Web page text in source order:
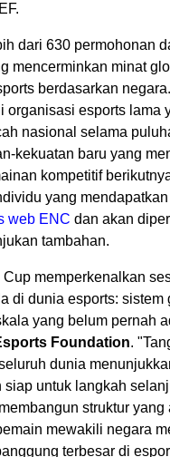
dari 630 permohonan
mencerminkan minat
berdasarkan
organisasi esports lama
nasional selama
kekuatan baru yang
kompetitif
yang
web ENC dan akan
tambahan.
memperkenalkan
di dunia esports: sistem
yang belum pernah
Foundation.
dunia
siap untuk langkah
struktur yang
mewakili negara
terbesar di